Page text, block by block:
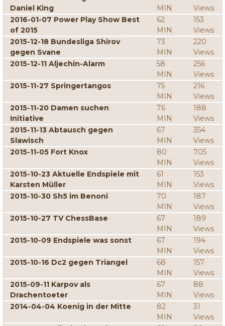
Daniel King
MIN
Views
2016-01-07 Power Play Show Best
of 2015
62
MIN
153
Views
2015-12-18 Bundesliga Shirov
gegen Svane
73
MIN
220
Views
2015-12-11 Aljechin-Alarm
58
MIN
256
Views
2015-11-27 Springertangos
75
MIN
216
Views
2015-11-20 Damen suchen
Initiative
76
MIN
188
Views
2015-11-13 Abtausch gegen
Slawisch
67
MIN
354
Views
2015-11-05 Fort Knox
80
MIN
705
Views
2015-10-23 Aktuelle Endspiele mit
Karsten Müller
61
MIN
153
Views
2015-10-30 Sh5 im Benoni
70
MIN
187
Views
2015-10-27 TV ChessBase
67
MIN
189
Views
2015-10-09 Endspiele was sonst
67
MIN
194
Views
2015-10-16 Dc2 gegen Triangel
68
MIN
157
Views
2015-09-11 Karpov als
Drachentoeter
67
MIN
88
Views
2014-04-04 Koenig in der Mitte
82
MIN
31
Views